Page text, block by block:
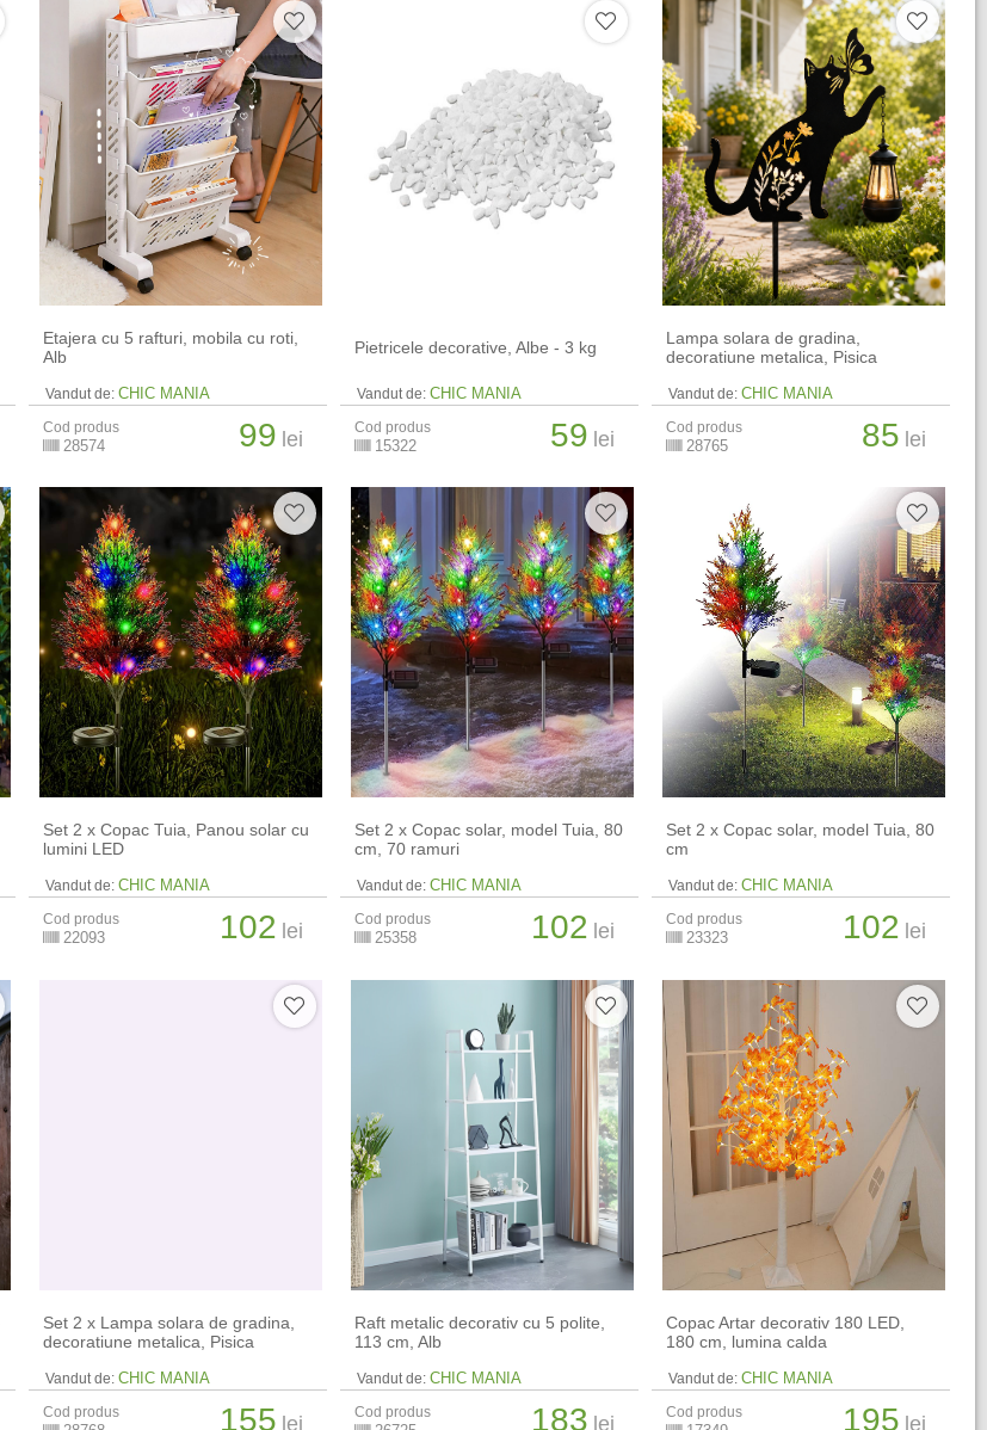
Etajera cu 5 rafturi, mobila cu roti,
Alb
Vandut de: CHIC MANIA
Cod produs
28574 99 lei
Pietricele decorative, Albe - 3 kg
Vandut de: CHIC MANIA
Cod produs
15322 59 lei
Lampa solara de gradina,
decoratiune metalica, Pisica
Vandut de: CHIC MANIA
Cod produs
28765 85 lei
Set 2 x Copac Tuia, Panou solar cu
lumini LED
Vandut de: CHIC MANIA
Cod produs
22093 102 lei
Set 2 x Copac solar, model Tuia, 80
cm, 70 ramuri
Vandut de: CHIC MANIA
Cod produs
25358 102 lei
Set 2 x Copac solar, model Tuia, 80
cm
Vandut de: CHIC MANIA
Cod produs
23323 102 lei
Set 2 x Lampa solara de gradina,
decoratiune metalica, Pisica
Vandut de: CHIC MANIA
Cod produs 155 lei
Raft metalic decorativ cu 5 polite,
113 cm, Alb
Vandut de: CHIC MANIA
Cod produs 183 lei
Copac Artar decorativ 180 LED,
180 cm, lumina calda
Vandut de: CHIC MANIA
Cod produs 195 lei